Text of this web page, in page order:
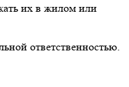
их в жилом или
ответственностью.